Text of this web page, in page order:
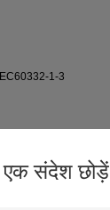
एक संदेश छोड़ें
1-3
कम क्षमता के लिए